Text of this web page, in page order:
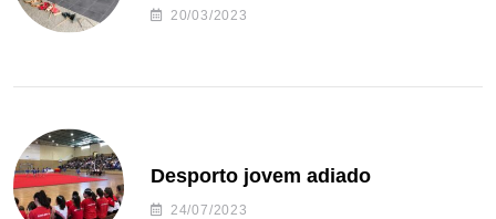
20/03/2023
Desporto jovem adiado
24/07/2023